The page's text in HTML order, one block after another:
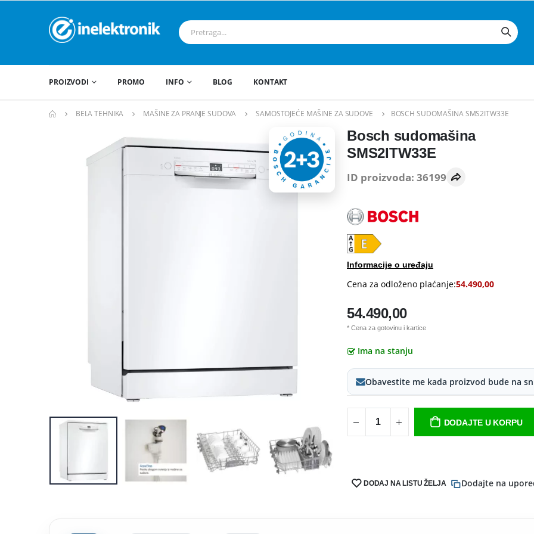
PROIZVODI PROMO INFO BLOG KONTAKT
BELA TEHNIKA MAŠINE ZA PRANJE SUDOVA SAMOSTOJEĆE MAŠINE ZA SUDOVE BOSCH SUDOMAŠINA SMS2ITW33E
Bosch sudomašina
SMS2ITW33E
ID proizvoda: 36199
Informacije o uređaju
Cena za odloženo plaćanje:54.490,00
54.490,00
* Cena za gotovinu i kartice
Ima na stanju
Obavestite me kada proizvod bude na
DODAJTE U KORPU
DODAJ NA LISTU ŽELJA Dodajte na